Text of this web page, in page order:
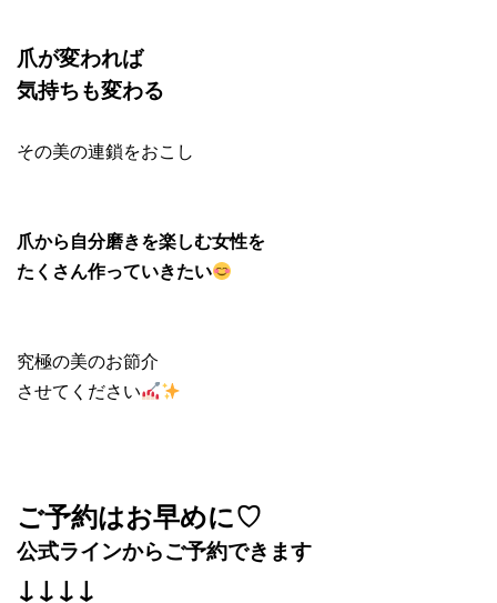
爪が変われば
気持ちも変わる
その美の連鎖をおこし
爪から自分磨きを楽しむ女性を
たくさん作っていきたい
究極の美のお節介
させてください
ご予約はお早めに♡
公式ラインからご予約できます
↓↓↓↓